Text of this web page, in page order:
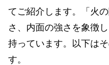
てご紹介します。「火
さ、内面の強さを象徴
持っています。以下は
す。